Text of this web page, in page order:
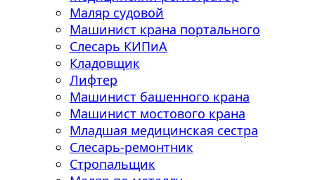
Маляр судовой
Машинист крана портального
Слесарь КИПиА
Кладовщик
Лифтер
Машинист башенного крана
Машинист мостового крана
Младшая медицинская сестра
Слесарь-ремонтник
Стропальщик